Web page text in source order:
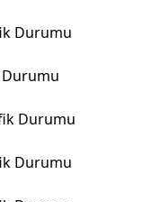
Durumu
Durumu
Durumu
Durumu